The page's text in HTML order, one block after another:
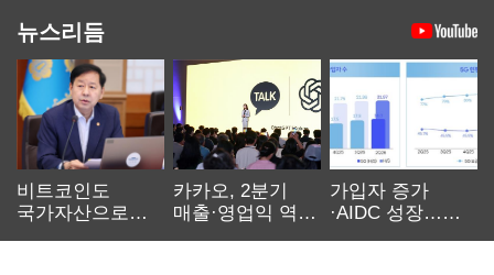
뉴스리듬
비트코인도
국가자산으로…'
카카오, 2분기
매출·영업익 역대
가입자 증가
·AIDC 성장…